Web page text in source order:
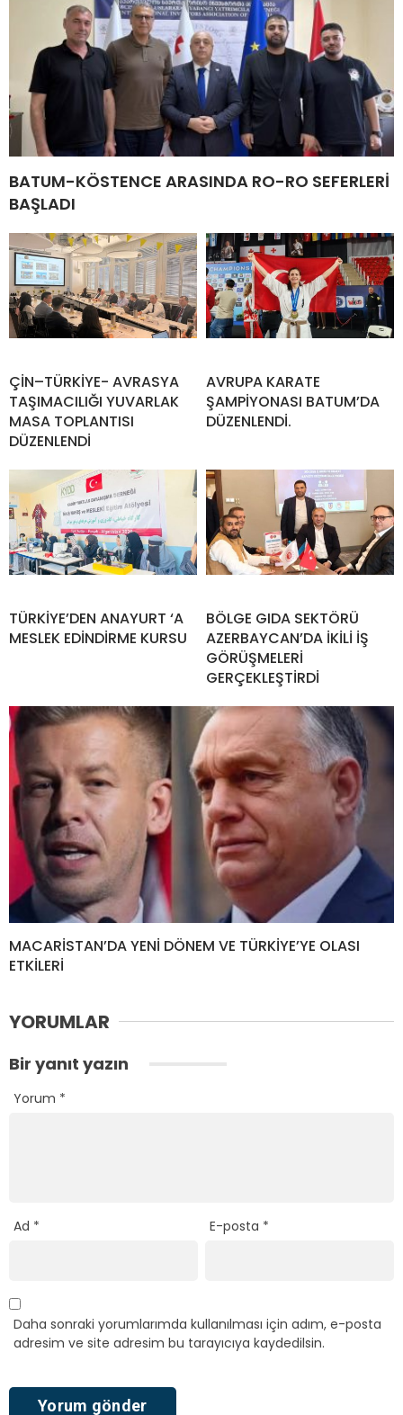
BATUM-KÖSTENCE ARASINDA RO-RO SEFERLERİ
BAŞLADI
ÇİN–TÜRKİYE- AVRASYA
TAŞIMACILIĞI YUVARLAK
MASA TOPLANTISI
DÜZENLENDİ
AVRUPA KARATE
ŞAMPİYONASI BATUM’DA
DÜZENLENDİ.
TÜRKİYE’DEN ANAYURT ‘A
MESLEK EDİNDİRME KURSU
BÖLGE GIDA SEKTÖRÜ
AZERBAYCAN’DA İKİLİ İŞ
GÖRÜŞMELERİ
GERÇEKLEŞTİRDİ
MACARİSTAN’DA YENİ DÖNEM VE TÜRKİYE’YE OLASI
ETKİLERİ
YORUMLAR
Bir yanıt yazın
Yorum *
Ad * E-posta *
Daha sonraki yorumlarımda kullanılması için adım, e-posta
adresim ve site adresim bu tarayıcıya kaydedilsin.